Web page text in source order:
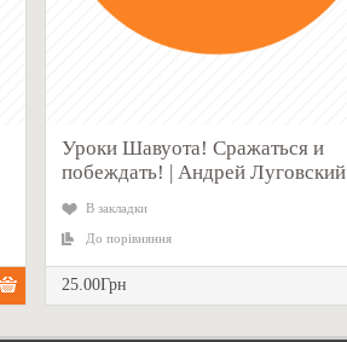
Уроки Шавуота! Сражаться и
побеждать! | Андрей Луговский
В закладки
До порівняння
25.00Грн